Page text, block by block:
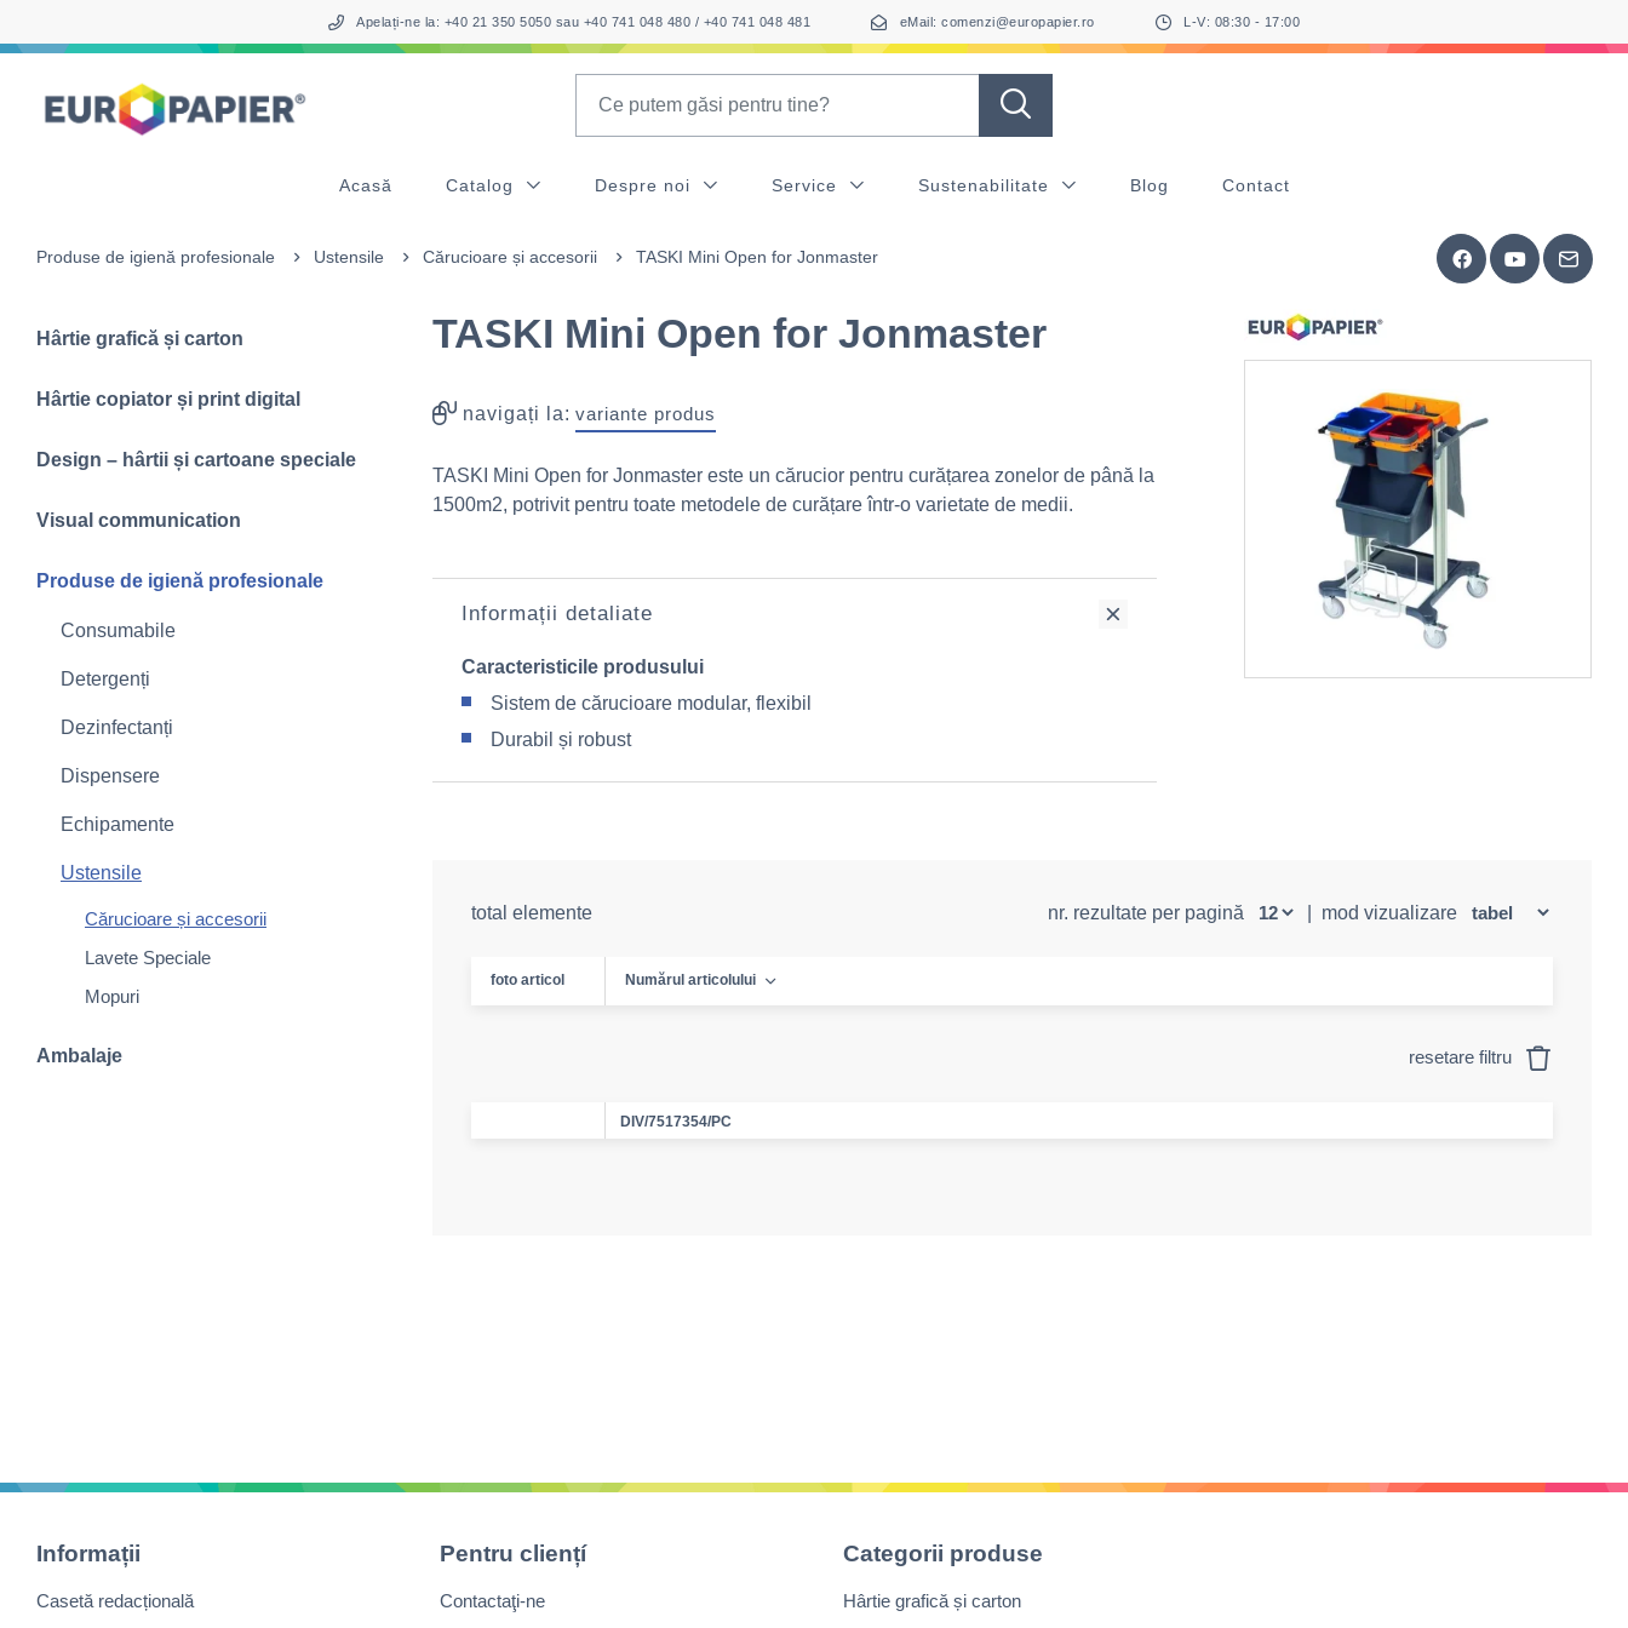
Apelați-ne la: +40 21 350 5050 sau +40 741 048 480 / +40 741 048 481 eMail: comenzi@europapier.ro L-V: 08:30 - 17:00
Acasă Catalog Despre noi Service Sustenabilitate Blog Contact
Produse de igienă profesionale Ustensile Cărucioare și accesorii TASKI Mini Open for Jonmaster
Hârtie grafică și carton
Hârtie copiator și print digital
Design – hârtii și cartoane speciale
Visual communication
Produse de igienă profesionale
Consumabile
Detergenți
Dezinfectanți
Dispensere
Echipamente
Ustensile
Cărucioare și accesorii
Lavete Speciale
Mopuri
Ambalaje
TASKI Mini Open for Jonmaster
navigați la: variante produs
TASKI Mini Open for Jonmaster este un cărucior pentru curățarea zonelor de până la
1500m2, potrivit pentru toate metodele de curățare într-o varietate de medii.
Informații detaliate
Caracteristicile produsului
Sistem de cărucioare modular, flexibil
Durabil și robust
total elemente nr. rezultate per pagină mod vizualizare
foto articol Numărul articolului
resetare filtru
DIV/7517354/PC
Informații
Casetă redacțională
Pentru cliențí
Contactaţi-ne
Categorii produse
Hârtie grafică și carton